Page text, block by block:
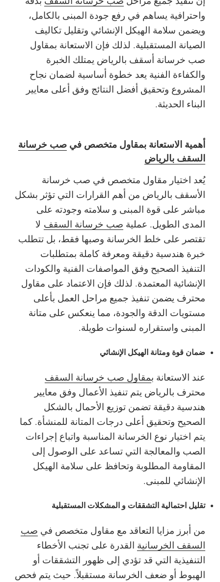
واحترافية يساهم في رفع جودة المبنى بالكامل،
ويضمن سلامة الهيكل الإنشائي وتقليل تكاليف
الصيانة المستقبلية. لذلك فإن الاستعانة بمقاول
صب خرسانة أسقف بالرياض يمتلك الخبرة
والكفاءة الفنية يعد خطوة أساسية لضمان نجاح
المشروع وتحقيق أفضل النتائج وفق أعلى معايير
البناء الحديثة.
أهمية الاستعانة بمقاول متخصص في صب خرسانة
السقف بالرياض
يُعد اختيار مقاول متخصص في صب خرسانة
الأسقف بالرياض من أهم القرارات التي تؤثر بشكل
مباشر على قوة المبنى و سلامته وجودته على
المدى الطويل. عملية صب خرسانة السقف لا
تقتصر على خلط الخرسانة وصبها فقط، بل تتطلب
خبرة هندسية دقيقة ومعرفة كاملة بمتطلبات
التنفيذ الصحيح وفق المواصفات الفنية والكودات
الإنشائية المعتمدة. لذلك فإن الاعتماد على مقاول
محترف يضمن تنفيذ جميع مراحل العمل بأعلى
مستويات الدقة والجودة، مما ينعكس على متانة
المبنى واستقراره لسنوات طويلة.
ضمان قوة ومتانة الهيكل الإنشائي
عند الاستعانة بمقاول صب خرسانة السقف
محترف بالرياض يتم تنفيذ الأعمال وفق معايير
هندسية دقيقة تضمن توزيع الأحمال بالشكل
الصحيح وتحقيق أعلى درجات المتانة للمنشأة. كما
يتم اختيار نوع الخرسانة المناسبة واتباع إجراءات
الصب والمعالجة التي تساعد على الوصول إلى
المقاومة المطلوبة وتحافظ على سلامة الهيكل
الإنشائي للمبنى.
تقليل احتمالية التشققات و المشكلات المستقبلية
من أبرز مزايا التعاقد مع مقاول متخصص في صب
السقف الخرسانية القدرة على تجنب الأخطاء
التنفيذية التي قد تؤدي إلى ظهور التشققات أو
الهبوط أو ضعف الخرسانة مستقبلاً. حيث يتم فحص